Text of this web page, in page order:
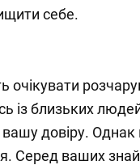
себе.
очікувати
із близьких
вашу довіру. Однак
Серед ваших